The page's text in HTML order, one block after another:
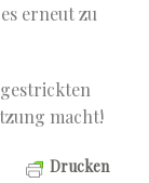
erneut zu
macht!
Drucken